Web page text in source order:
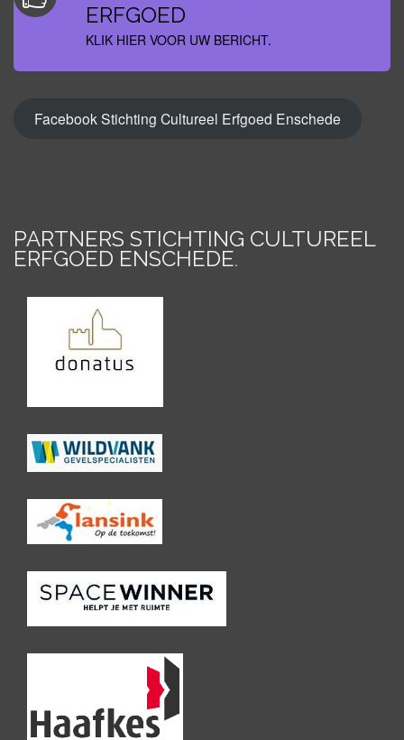
ERFGOED
KLIK HIER VOOR UW BERICHT.
Facebook Stichting Cultureel Erfgoed Enschede
PARTNERS STICHTING CULTUREEL
ERFGOED ENSCHEDE.